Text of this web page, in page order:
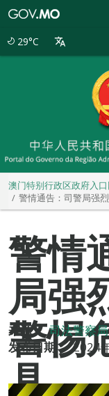
29°C
澳门特别行政区政府入
警情通告：司警局强
警情
局强
警惕
具
来源： 司法警察
发布日期： 2024